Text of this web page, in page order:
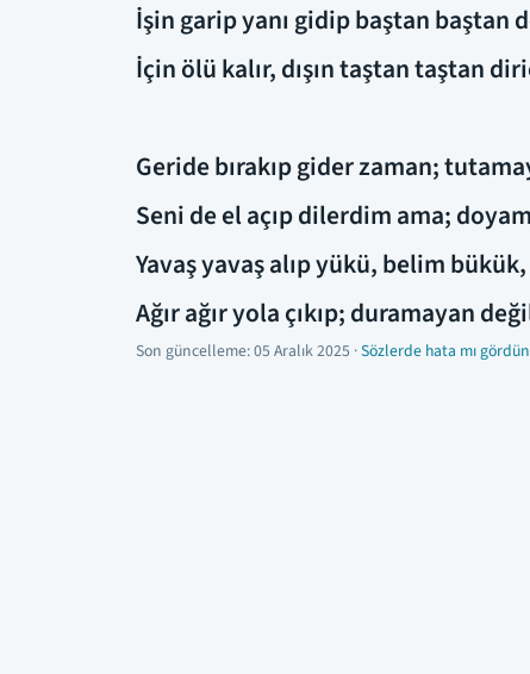
İşin garip yanı gidip baştan baştan
İçin ölü kalır, dışın taştan taştan
Geride bırakıp gider zaman;
Seni de el açıp dilerdim ama;
Yavaş yavaş alıp yükü, belim
Ağır ağır yola çıkıp; duramayan
Son güncelleme:05 Aralık 2025 ·Sözlerde hata mı